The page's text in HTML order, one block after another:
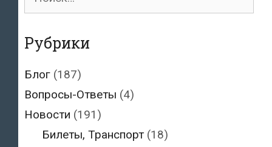
Рубрики
Блог (187)
Вопросы-Ответы (4)
Новости (191)
Билеты, Транспорт(18)